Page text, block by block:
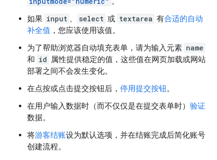
如果 input 、 select 或 textarea 有合适的自动
补全值 ，您应该使用该值。
为了帮助浏览器自动填充表单，请为输入元素 name
和 id 属性提供稳定的值，这些值在网页加载或网站
部署之间不会发生变化。
在点按或点击提交按钮后， 停用提交按钮。
在用户输入数据时（而不仅仅是在提交表单时） 验证
数据。
将游客结账设为默认选项，并在结账完成后简化账号
创建流程。